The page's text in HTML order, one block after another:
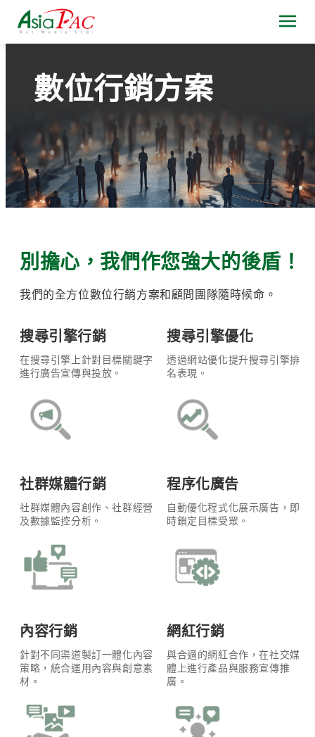
數位行銷方案
別擔心，我們作您強大的後盾！
我們的全方位數位行銷方案和顧問團隊隨時候命。
搜尋引擎行銷
在搜尋引擎上針對目標關鍵字
進行廣告宣傳與投放。
搜尋引擎優化
透過網站優化提升搜尋引擎排
名表現。
社群媒體行銷
社群媒體內容創作、社群經營
及數據監控分析。
程序化廣告
自動優化程式化展示廣告，即
時鎖定目標受眾。
內容行銷
針對不同渠道製訂一體化內容
策略，統合運用內容與創意素
材。
網紅行銷
與合適的網紅合作，在社交媒
體上進行產品與服務宣傳推
廣。